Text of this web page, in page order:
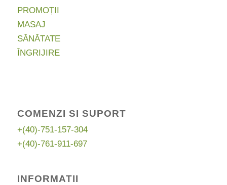
PROMOȚII
MASAJ
SĂNĂTATE
ÎNGRIJIRE
COMENZI SI SUPORT
+(40)-751-157-304
+(40)-761-911-697
INFORMATII